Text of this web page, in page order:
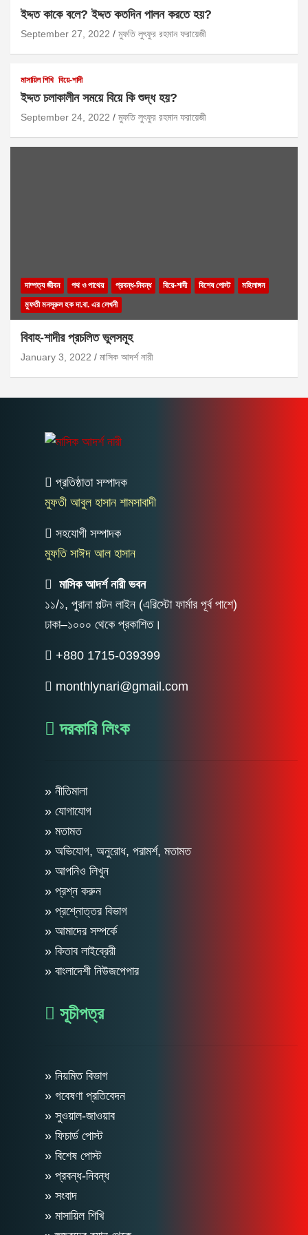
ইদ্দত কাকে বলে? ইদ্দত কতদিন পালন করতে হয়?
September 27, 2022 মুফতি লুৎফুর রহমান ফরায়েজী
মাসায়িল শিখি বিয়ে-শাদী
ইদ্দত চলাকালীন সময়ে বিয়ে কি শুদ্ধ হয়?
September 24, 2022 মুফতি লুৎফুর রহমান ফরায়েজী
দাম্পত্য জীবন পথ ও পাথেয় প্রবন্ধ-নিবন্ধ বিয়ে-শাদী বিশেষ পোস্ট
মহিলাঙ্গন
মুফতী মনসূরুল হক দা.বা. এর লেখনী
বিবাহ-শাদীর প্রচলিত ভুলসমূহ
January 3, 2022 মাসিক আদর্শ নারী
প্রতিষ্ঠাতা সম্পাদক
মুফতী আবুল হাসান শামসাবাদী
সহযোগী সম্পাদক
মুফতি সাঈদ আল হাসান
মাসিক আদর্শ নারী ভবন
১১/১, পুরানা পল্টন লাইন (এরিস্টো ফার্মার পূর্ব পাশে)
ঢাকা–১০০০ থেকে প্রকাশিত।
+880 1715-039399
monthlynari@gmail.com
দরকারি লিংক
» নীতিমালা
» যোগাযোগ
» মতামত
» অভিযোগ, অনুরোধ, পরামর্শ, মতামত
» আপনিও লিখুন
» প্রশ্ন করুন
» প্রশ্নোত্তর বিভাগ
» আমাদের সম্পর্কে
» কিতাব লাইব্রেরী
» বাংলাদেশী নিউজপেপার
সূচীপত্র
» নিয়মিত বিভাগ
» গবেষণা প্রতিবেদন
» সুওয়াল-জাওয়াব
» ফিচার্ড পোস্ট
» বিশেষ পোস্ট
» প্রবন্ধ-নিবন্ধ
» সংবাদ
» মাসায়িল শিখি